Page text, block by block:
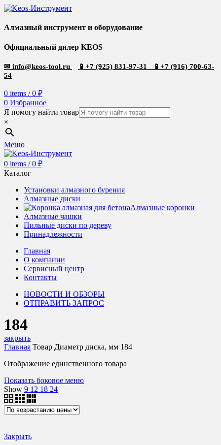
Алмазный инструмент и оборудование
Официальный дилер KEOS
✉ info@keos-tool.ru 📱 +7 (925) 831-97-31 📱 +7 (916) 700-63-
54
0 items / 0 ₽
0 Избранное
Я помогу найти товар
×
Меню
0 items / 0 ₽
Каталог
Установки алмазного бурения
Алмазные диски
Алмазные коронки
Алмазные чашки
Пильные диски по дереву
Принадлежности
Главная
О компании
Сервисный центр
Контакты
НОВОСТИ И ОБЗОРЫ
ОТПРАВИТЬ ЗАПРОС
184
закрыть
Главная Товар Диаметр диска, мм 184
Отображение единственного товара
Показать боковое меню
Show 9 12 18 24
Закрыть